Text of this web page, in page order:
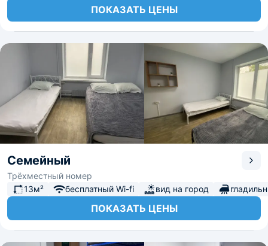
ПОКАЗАТЬ ЦЕНЫ
Семейный
Трёхместный номер
13м²
бесплатный Wi-fi вид на город
ПОКАЗАТЬ ЦЕНЫ